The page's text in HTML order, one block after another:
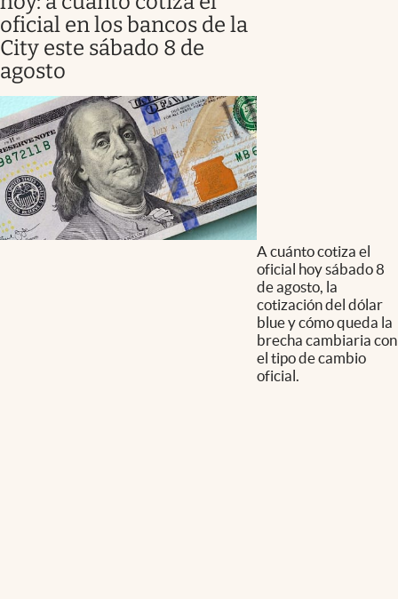
oficial en los bancos de la
City este sábado 8 de
agosto
A cuánto cotiza el
oficial hoy sábado 8
de agosto, la
cotización del dólar
blue y cómo queda la
brecha cambiaria con
el tipo de cambio
oficial.